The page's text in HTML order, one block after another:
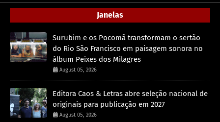
Janelas
Surubim e os Pocomã transformam o sertão
do Rio São Francisco em paisagem sonora no
álbum Peixes dos Milagres
August 05, 2026
Editora Caos & Letras abre seleção nacional de
originais para publicação em 2027
August 05, 2026